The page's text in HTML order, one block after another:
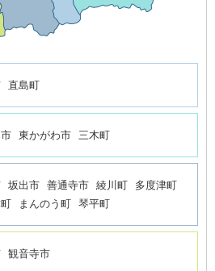
直島町
東かがわ市 三木町
坂出市 善通寺市 綾川町
多度津町
まんのう町 琴平町
観音寺市